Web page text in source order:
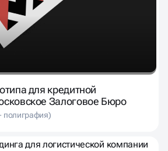
для кредитной
Залоговое Бюро
полиграфия)